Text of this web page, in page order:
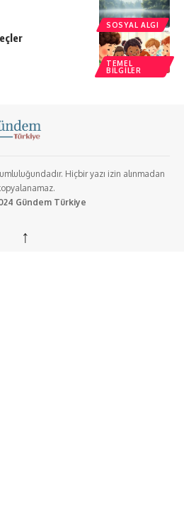
SOSYAL ALGI
TEMEL
BILGILER
Hiçbir yazı izin alınmadan
Gündem Türkiye
↑